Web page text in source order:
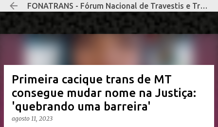
Pular para o conteúdo principal
FONATRANS - Fórum Nacional de Travestis e Transexuais Negras e Negros
Primeira cacique trans de MT
consegue mudar nome na Justiça:
'quebrando uma barreira'
agosto 11, 2023